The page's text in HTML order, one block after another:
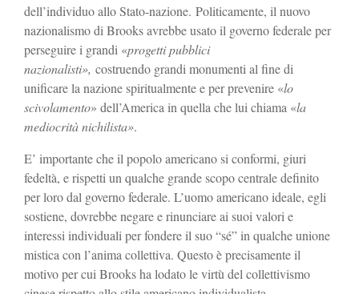
dell’individuo allo Stato-nazione. Politicamente, il nuovo
nazionalismo di Brooks avrebbe usato il governo federale per
perseguire i grandi «progetti pubblici
nazionalisti», costruendo grandi monumenti al fine di
unificare la nazione spiritualmente e per prevenire «lo
scivolamento» dell’America in quella che lui chiama «la
mediocrità nichilista».
E’ importante che il popolo americano si conformi, giuri
fedeltà, e rispetti un qualche grande scopo centrale definito
per loro dal governo federale. L’uomo americano ideale, egli
sostiene, dovrebbe negare e rinunciare ai suoi valori e
interessi individuali per fondere il suo “sé” in qualche unione
mistica con l’anima collettiva. Questo è precisamente il
motivo per cui Brooks ha lodato le virtù del collettivismo